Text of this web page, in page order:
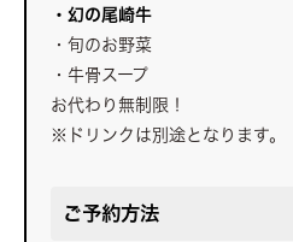
・幻の尾崎牛
・旬のお野菜
・牛骨スープ
お代わり無制限！
※ドリンクは別途となります。
ご予約方法